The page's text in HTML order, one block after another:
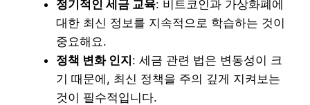
정기적인 세금 교육: 비트코인과 가상화폐에
대한 최신 정보를 지속적으로 학습하는 것이
중요해요.
정책 변화 인지 : 세금 관련 법은 변동성이 크
기 때문에, 최신 정책을 주의 깊게 지켜보는
것이 필수적입니다.